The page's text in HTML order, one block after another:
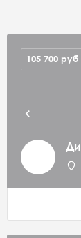
105 700 руб